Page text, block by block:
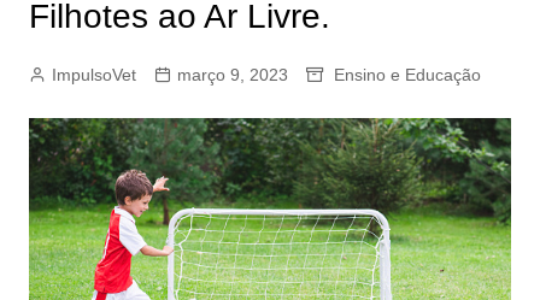
Filhotes ao Ar Livre.
ImpulsoVet março 9, 2023 Ensino e Educação